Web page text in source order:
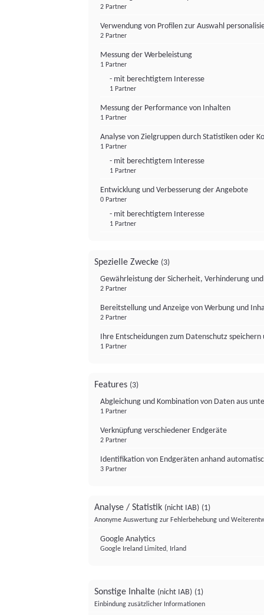
2 Partner
Verwendung von Profilen zur Auswahl
2 Partner
Messung der Werbeleistung
1 Partner
- mit berechtigtem Interesse
1 Partner
Messung der Performance von Inhalten
1 Partner
Analyse von Zielgruppen durch Statistiken oder
1 Partner
- mit berechtigtem Interesse
1 Partner
Entwicklung und Verbesserung der Angebote
0 Partner
- mit berechtigtem Interesse
1 Partner
Spezielle Zwecke (3)
Gewährleistung der Sicherheit, Verhinderung
2 Partner
Bereitstellung und Anzeige von Werbung und
2 Partner
Ihre Entscheidungen zum Datenschutz
1 Partner
Features (3)
Abgleichung und Kombination von Daten aus
1 Partner
Verknüpfung verschiedener Endgeräte
2 Partner
Identifikation von Endgeräten anhand
3 Partner
Analyse / Statistik (nicht IAB) (1)
Anonyme Auswertung zur Fehlerbehebung und
Google Analytics
Google Ireland Limited, Irland
Sonstige Inhalte (nicht IAB) (1)
Einbindung zusätzlicher Informationen